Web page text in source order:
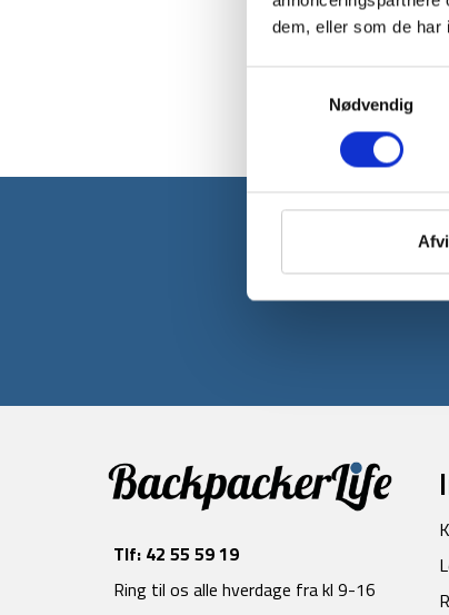
dem, eller som de har
Nødvendig
Tlf: 42 55 59 19
Ring til os alle hverdage fra kl 9-16